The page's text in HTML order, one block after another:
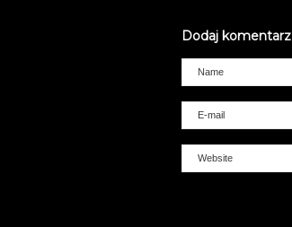
Dodaj komentarz